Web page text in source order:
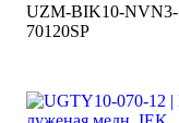
UZM-BIK10-NVN3-
70120SP